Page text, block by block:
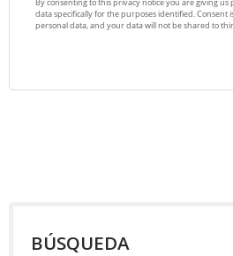
BÚSQUEDA